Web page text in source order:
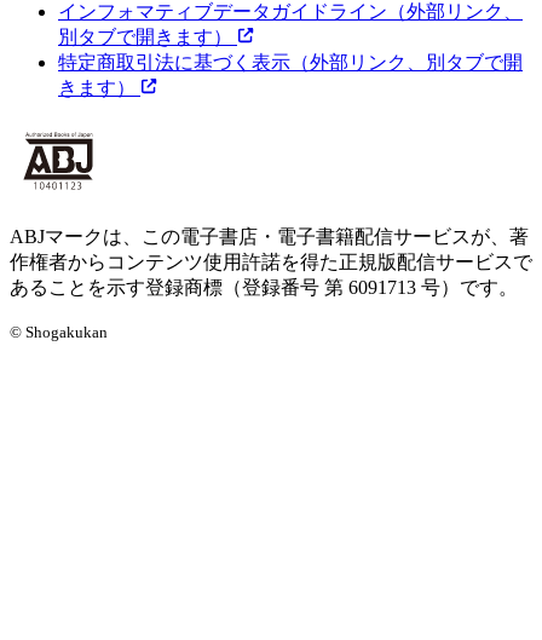
インフォマティブデータガイドライン （外部リンク、
別タブで開きます）
特定商取引法に基づく表示 （外部リンク、別タブで開
きます）
ABJマークは、この電子書店・電子書籍配信サービスが、著
作権者からコンテンツ使用許諾を得た正規版配信サービスで
あることを示す登録商標（登録番号 第 6091713 号）です。
© Shogakukan